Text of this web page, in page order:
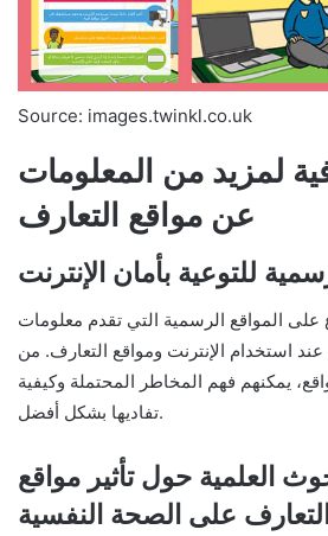
Source: images.twinkl.co.uk
لمزيد من المعلومات
عن مواقع التعارف
على المواقع الرسمية التي تقدم معلومات
عند استخدام الإنترنت ومواقع التعارف. من
يمكنهم فهم المخاطر المحتملة وكيفية
تفاديها بشكل أفضل.
العلمية حول تأثير مواقع
على الصحة النفسية